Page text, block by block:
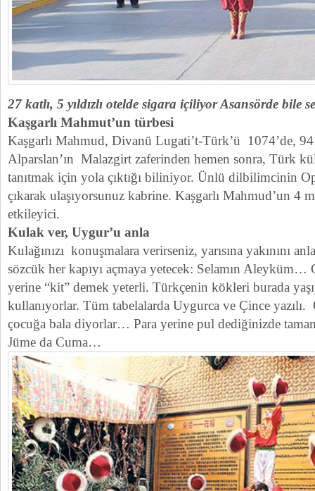
27 katlı, 5 yıldızlı otelde sigara içiliyor Asansörde bile
Kaşgarlı Mahmut’un türbesi
Kaşgarlı Mahmud, Divanü Lugati’t-Türk’ü 1074’de,
Alparslan’ın Malazgirt zaferinden hemen sonra, Türk
tanıtmak için yola çıktığı biliniyor. Ünlü dilbilimcinin
çıkarak ulaşıyorsunuz kabrine. Kaşgarlı Mahmud’un 4
etkileyici.
Kulak ver, Uygur’u anla
Kulağınızı konuşmalara verirseniz, yarısına yakınını
sözcük her kapıyı açmaya yetecek: Selamın Aleyküm…
yerine “kit” demek yeterli. Türkçenin kökleri burada
kullanıyorlar. Tüm tabelalarda Uygurca ve Çince
çocuğa bala diyorlar… Para yerine pul dediğinizde
Jüme da Cuma…